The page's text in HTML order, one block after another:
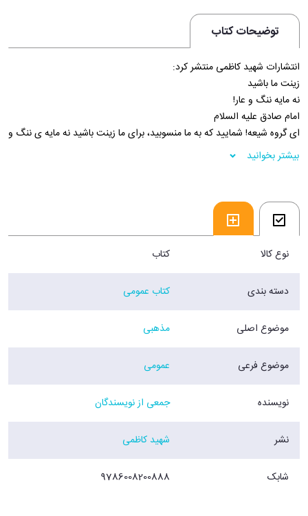
توضیحات کتاب
انتشارات شهید کاظمی منتشر کرد:
زینت ما باشید
نه مایه ننگ و عار!
امام صادق علیه السلام
ای گروه شیعه! شمایید که به ما منسوبید، برای ما زينت باشید نه مایه ی ننگ و
عار. چه مانعی دارد که همانند یاران على عليه السلام در بین مردم باشید؟ که
اگر مردی از یاران او در بین قبیله ای قرار می گرفت امام و مؤذن آنان بود و
آنان حاضر شوید و در مساجدشان نماز بگذارید. نگذارید در امر خیر از شما
پیشی گیرند به خدا قسم شما سزاوارتر از آنان به آن امر هستید.
(بحار الأنوار جلد85/صفحه 119)
فروشگاه اینترنتی 30بوک
بیشتر بخوانید
نوع کالا کتاب
دسته بندی کتاب عمومی
موضوع اصلی مذهبی
موضوع فرعی عمومی
نویسنده جمعی از نویسندگان
نشر شهید کاظمی
شابک 9786008200888